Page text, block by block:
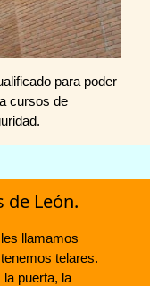
para poder
cursos de
de León.
llamamos
telares.
puerta, la